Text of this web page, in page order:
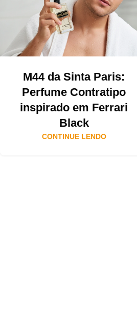
M44 da Sinta Paris:
Perfume Contratipo
inspirado em Ferrari
Black
CONTINUE LENDO